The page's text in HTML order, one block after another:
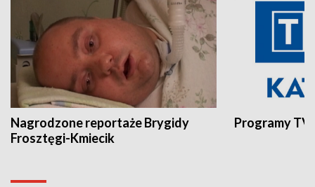
Nagrodzone reportaże Brygidy
Frosztęgi-Kmiecik
Programy